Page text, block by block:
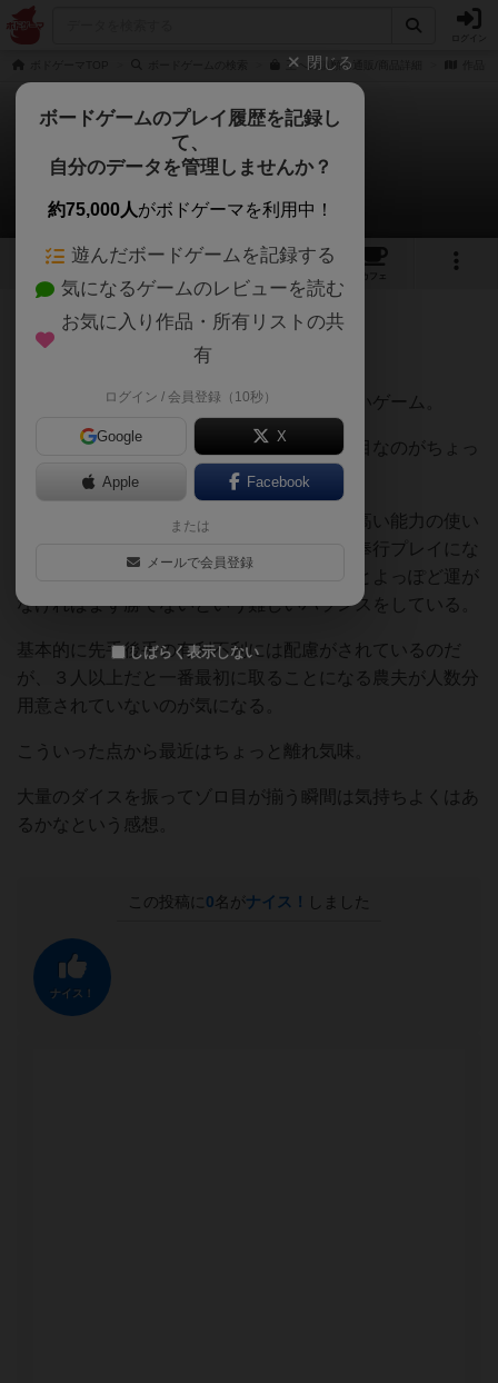
王への請願の通販/商品詳細
王への請願
ラティさんのレビュー
12 1 27
カフェ
267名 0名 0 3ヶ月前
ダイスの出目を操作できる拡大再生産っぽいゲーム。
個人的には好みだがインタラクション少な目なのがちょっ
また、狙うべきカードの最適解や期待値の高い能力の使い
方があるのだが、初心者に教えてしまうと奉行プレイにな
りかねず判断が難しい。とはいえ知らないとよっぽど運が
なければまず勝てないという難しいバランスをしている。
基本的に先手後手の有利不利には配慮がされているのだ
が、３人以上だと一番最初に取ることになる農夫が人数分
用意されていないのが気になる。
こういった点から最近はちょっと離れ気味。
大量のダイスを振ってゾロ目が揃う瞬間は気持ちよくはあ
るかなという感想。
この投稿に 0名がナイス！ しました
ナイス！
閉じる
ボードゲームのプレイ履歴を記録し
て、
自分のデータを管理しませんか？
約75,000人がボドゲーマを利用中！
遊んだボードゲームを記録する
気になるゲームのレビューを読む
お気に入り作品・所有リストの共
有
ログイン / 会員登録（10秒）
Google X
Apple Facebook
または
メールで会員登録
しばらく表示しない